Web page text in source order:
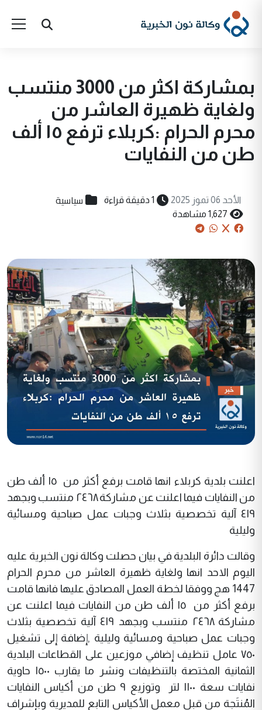
بمشاركة اكثر من 3000 منتسب
ولغاية ظهيرة العاشر من
محرم الحرام :كربلاء ترفع ١٥ ألف
طن من النفايات
الأحد 06 تموز 2025 1 دقيقة قراءة سياسية
1,627 مشاهدة
اعلنت بلدية كربلاء انها قامت برفع أكثر من ١٥ ألف طن
من النفايات فيما اعلنت عن مشاركة ٢٤٦٨ منتسب وبجهد
٤١٩ آلية تخصصية بثلاث وجبات عمل صباحية ومسائية
وليلية
وقالت دائرة البلدية في بيان حصلت وكالة نون الخبرية عليه
اليوم الاحد انها ولغاية ظهيرة العاشر من محرم الحرام
1447 هج ووفقا لخطة العمل المصادق عليها فانها قامت
برفع أكثر من ١٥ ألف طن من النفايات فيما اعلنت عن
مشاركة ٢٤٦٨ منتسب وبجهد ٤١٩ آلية تخصصية بثلاث
وجبات عمل صباحية ومسائية وليلية ,إضافة إلى تشغيل
٧٥٠ عامل تنظيف إضافي موزعين على القطاعات البلدية
الثمانية المختصة بالتنظيفات ونشر ما يقارب ١٥٠٠ حاوية
نفايات سعة ١١٠٠ لتر وتوزيع ٩ طن من أكياس النفايات
المُنتَجة من قبل معمل الأكياس التابع للمديرية وبإشراف